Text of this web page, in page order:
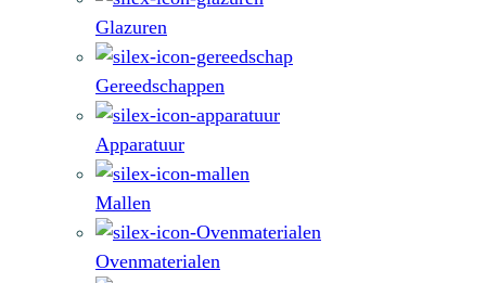
Glazuren
Gereedschappen
Apparatuur
Mallen
Ovenmaterialen